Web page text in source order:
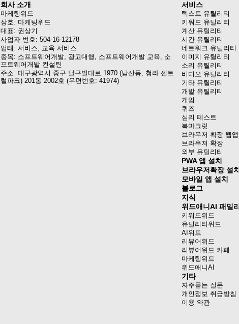
회사 소개
마케팅위드
상호: 마케팅위드
대표: 권상기
사업자 번호: 504-16-12178
업태: 서비스, 교육 서비스
종목: 소프트웨어개발, 광고대행, 소프트웨어개발 교육, 소
프트웨어개발 컨설틴
주소: 대구광역시 중구 달구벌대로 1970 (남산동, 청라 센트
럴파크) 201동 2002호 (우편번호: 41974)
서비스
텍스트 유틸리티
키워드 유틸리티
계산 유틸리티
시간 유틸리티
네트워크 유틸리티
이미지 유틸리티
소리 유틸리티
비디오 유틸리티
기타 유틸리티
개발 유틸리티
게임
퀴즈
심리 테스트
북마크릿
브라우저 확장 웹앱
브라우저 확장
외부 유틸리티
PWA 앱 설치
브라우저확장 설치
모바일 앱 설치
블로그
지식
위드애니AI 패밀리
키워드위드
유틸리티위드
AI위드
리뷰어위드
리뷰어위드 카페
마케팅위드
위드애니AI
기타
자주묻는 질문
개인정보 취급방침
이용 약관